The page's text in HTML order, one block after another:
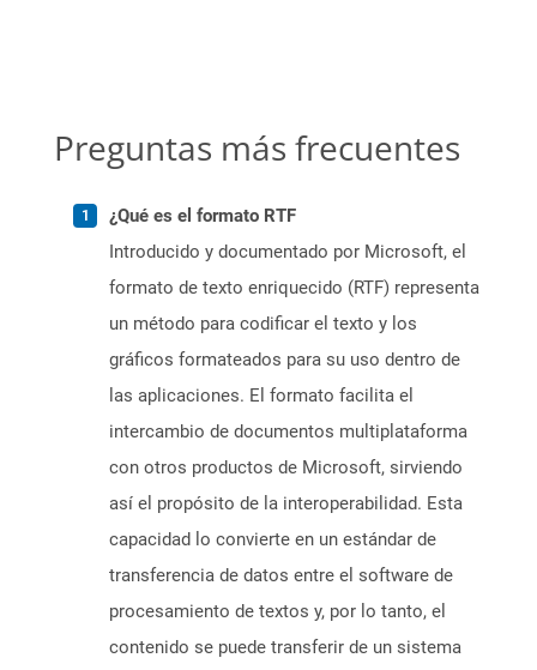
Preguntas más frecuentes
¿Qué es el formato RTF
Introducido y documentado por Microsoft, el
formato de texto enriquecido (RTF) representa
un método para codificar el texto y los
gráficos formateados para su uso dentro de
las aplicaciones. El formato facilita el
intercambio de documentos multiplataforma
con otros productos de Microsoft, sirviendo
así el propósito de la interoperabilidad. Esta
capacidad lo convierte en un estándar de
transferencia de datos entre el software de
procesamiento de textos y, por lo tanto, el
contenido se puede transferir de un sistema